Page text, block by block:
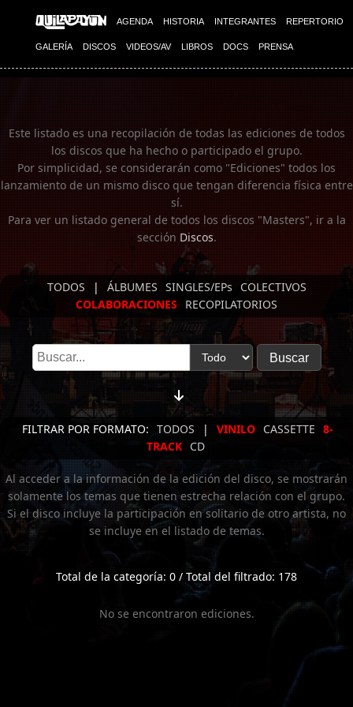
AGENDA HISTORIA INTEGRANTES REPERTORIO
GALERÍA DISCOS VIDEOS/AV LIBROS DOCS PRENSA
Imagen 01
Este listado es una recopilación de todas las ediciones de todos
los discos que ha hecho o participado el grupo.
Por simplicidad, se considerarán como "Ediciones" todos los
lanzamiento de un mismo disco que tengan diferencia física entre
sí.
Para ver un listado general de todos los discos "Masters", ir a la
secciónDiscos.
TODOS | ÁLBUMES SINGLES/EPs
COLECTIVOS
COLABORACIONES
RECOPILATORIOS
FILTRAR POR FORMATO: TODOS | VINILO CASSETTE 8-
TRACK
CD
Al acceder a la información de la edición del disco, se mostrarán
solamente los temas que tienen estrecha relación con el grupo.
Si el disco incluye la participación en solitario de otro artista, no
se incluye en el listado de temas.
Total de la categoría: 0 / Total del filtrado: 178
No se encontraron ediciones.